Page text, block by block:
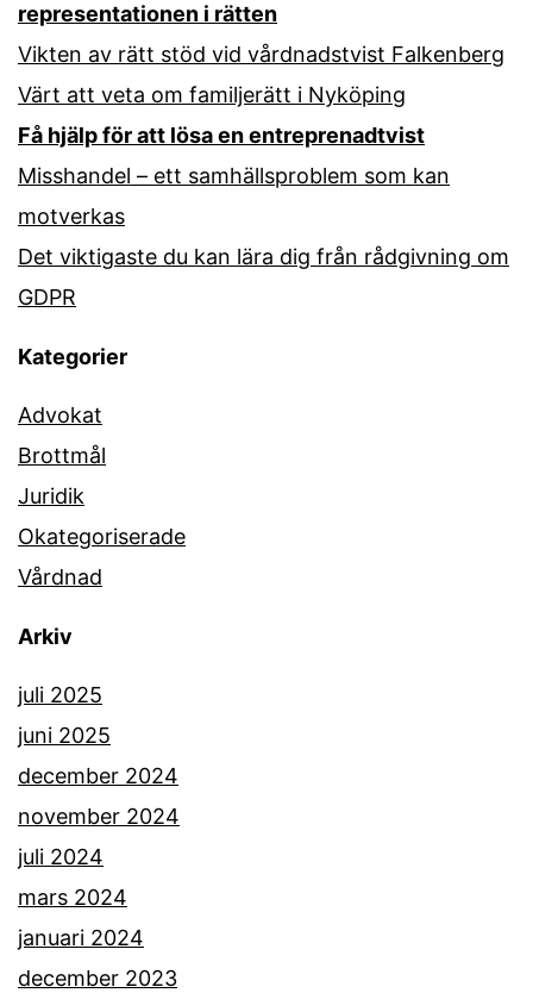
representationen i rätten
Vikten av rätt stöd vid vårdnadstvist Falkenberg
Värt att veta om familjerätt i Nyköping
Få hjälp för att lösa en entreprenadtvist
Misshandel – ett samhällsproblem som kan
motverkas
Det viktigaste du kan lära dig från rådgivning om
GDPR
Kategorier
Advokat
Brottmål
Juridik
Okategoriserade
Vårdnad
Arkiv
juli 2025
juni 2025
december 2024
november 2024
juli 2024
mars 2024
januari 2024
december 2023